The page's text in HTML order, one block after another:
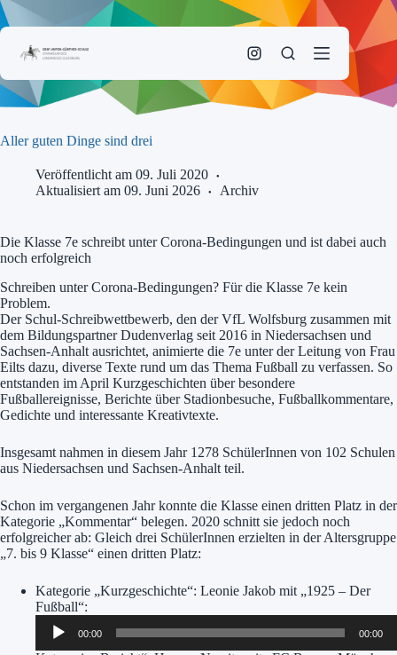
Zum
Inhalt
Aller guten Dinge sind drei
Veröffentlicht am 09. Juli 2020
Aktualisiert am 09. Juni 2026
Archiv
Die Klasse 7e schreibt unter Corona-Bedingungen und ist dabei auch
noch erfolgreich
Schreiben unter Corona-Bedingungen? Für die Klasse 7e kein
Problem.
Der Schul-Schreibwettbewerb, den der VfL Wolfsburg zusammen mit
dem Bildungspartner Dudenverlag seit 2016 in Niedersachsen und
Sachsen-Anhalt ausrichtet, animierte die 7e unter der Leitung von Frau
Eilts dazu, diverse Texte rund um das Thema Fußball zu verfassen. So
entstanden im April Kurzgeschichten über besondere
Fußballereignisse, Berichte über Stadionbesuche, Fußballkommentare,
Gedichte und interessante Kreativtexte.
Insgesamt nahmen in diesem Jahr 1278 SchülerInnen von 102 Schulen
aus Niedersachsen und Sachsen-Anhalt teil.
Schon im vergangenen Jahr konnte die Klasse einen dritten Platz in der
Kategorie „Kommentar“ belegen. 2020 schnitt sie jedoch noch
erfolgreicher ab: Gleich drei SchülerInnen erzielten in der Altersgruppe
„7. bis 9 Klasse“ einen dritten Platz:
Kategorie „Kurzgeschichte“: Leonie Jakob mit „1925 – Der
Fußball“:
Audio-
Player
00:00 00:00